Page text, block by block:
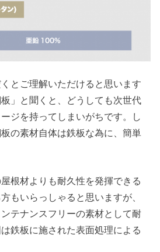
くとご理解いただけると思います
」と聞くと、どうしても次世代
ジを持ってしまいがちです。し
の素材自体は鉄板な為に、簡単
屋根材よりも耐久性を発揮できる
もいらっしゃると思いますが、
テナンスフリーの素材として耐
鉄板に施された表面処理による